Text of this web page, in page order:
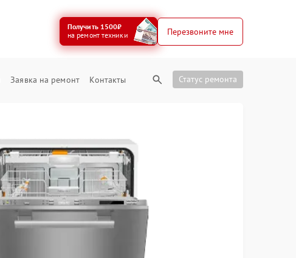
Получить 1500₽
на ремонт техники
Перезвоните мне
Заявка на ремонт Контакты Статус ремонта